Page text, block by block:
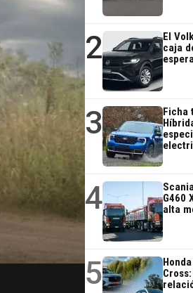
2
El
caja
3
Ficha
4
G460
alta
5